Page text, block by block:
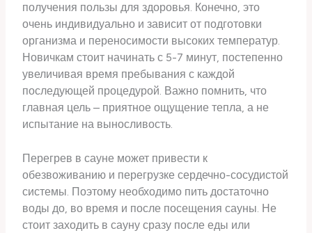
получения пользы для здоровья. Конечно, это
очень индивидуально и зависит от подготовки
организма и переносимости высоких температур.
Новичкам стоит начинать с 5-7 минут, постепенно
увеличивая время пребывания с каждой
последующей процедурой. Важно помнить, что
главная цель – приятное ощущение тепла, а не
испытание на выносливость.
Перегрев в сауне может привести к
обезвоживанию и перегрузке сердечно-сосудистой
системы. Поэтому необходимо пить достаточно
воды до, во время и после посещения сауны. Не
стоит заходить в сауну сразу после еды или